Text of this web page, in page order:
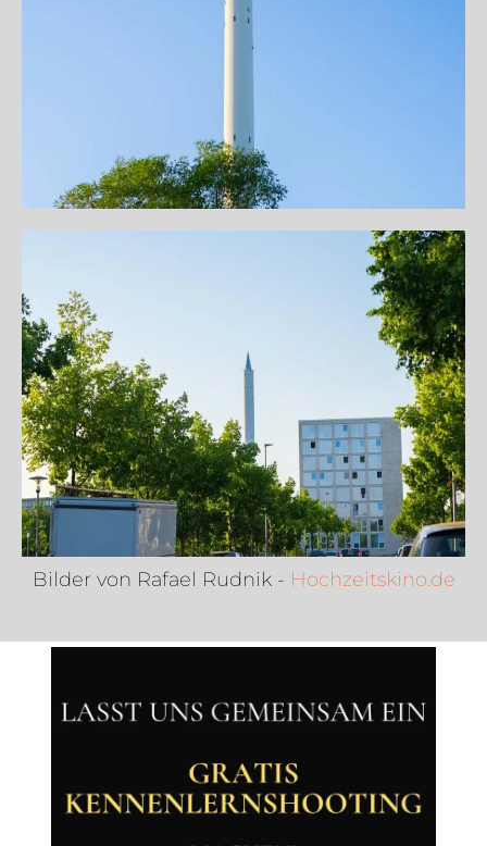
Bilder von Rafael Rudnik - Hochzeitskino.de